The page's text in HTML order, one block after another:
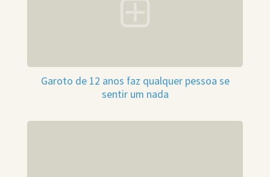
Garoto de 12 anos faz qualquer pessoa se
sentir um nada